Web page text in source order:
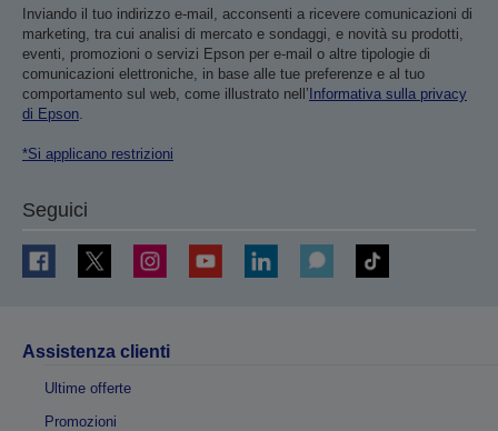
Inviando il tuo indirizzo e-mail, acconsenti a ricevere comunicazioni di
marketing, tra cui analisi di mercato e sondaggi, e novità su prodotti,
eventi, promozioni o servizi Epson per e-mail o altre tipologie di
comunicazioni elettroniche, in base alle tue preferenze e al tuo
comportamento sul web, come illustrato nell’ Informativa sulla privacy
di Epson
*Si applicano restrizioni
Seguici
Assistenza clienti
Ultime offerte
Promozioni